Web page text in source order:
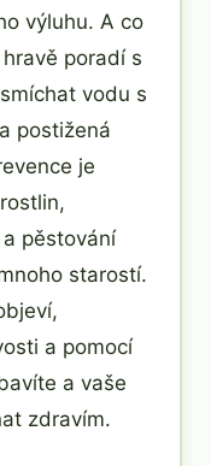
výluhu. A co
hravě poradí s
vodu s
postižená
je
pěstování
starostí.
a pomocí
a vaše
zdravím.